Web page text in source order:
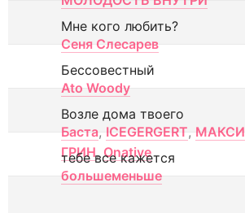
Мне кого любить?
Сеня Слесарев
Бессовестный
Ato Woody
Возле дома твоего
Баста, ICEGERGERT, МАКСИ
ГРИН, Onative
тебе все кажется
большеменьше